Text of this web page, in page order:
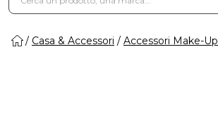
Casa & Accessori Accessori Make-Up